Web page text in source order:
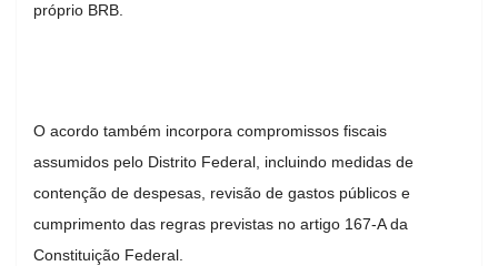
próprio BRB.
O acordo também incorpora compromissos fiscais
assumidos pelo Distrito Federal, incluindo medidas de
contenção de despesas, revisão de gastos públicos e
cumprimento das regras previstas no artigo 167-A da
Constituição Federal.